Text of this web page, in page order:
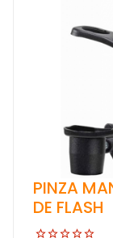
PINZA
DE FLASH